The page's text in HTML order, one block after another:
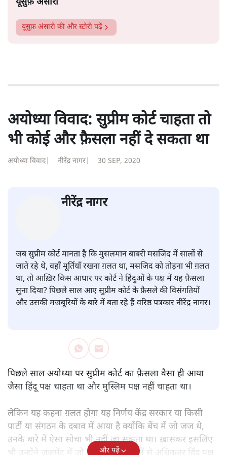
बैठक में किया जाएगा।
यूसुफ़ अंसारी
यूसुफ़ अंसारी की और स्टोरी पढ़ें
भी कोई और फ़ैसला नहीं दे सकता था
अयोध्या विवाद| नीरेंद्र नागर| 30 SEP, 2020
जब सुप्रीम कोर्ट मानता है कि मुसलमान बाबरी मसजिद में सालों से
जाते रहे थे, वहाँ मूर्तियाँ रखना ग़लत था, मसजिद को तोड़ना भी ग़लत
सुना दिया? पिछले साल आए सुप्रीम कोर्ट के फ़ैसले की विसंगतियों
और उसकी मजबूरियों के बारे में बता रहे हैं वरिष्ठ पत्रकार नीरेंद्र नागर।